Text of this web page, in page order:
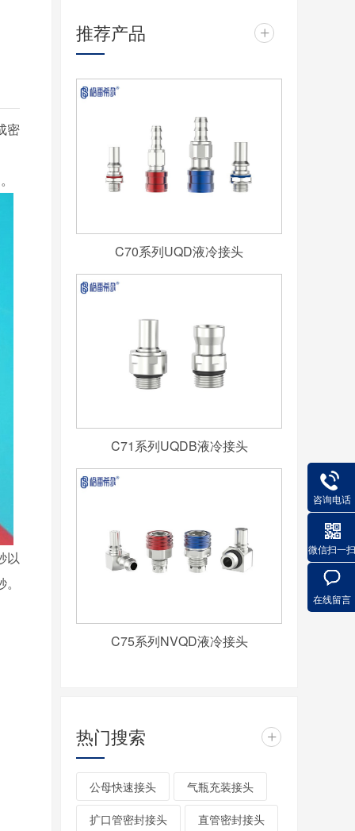
密
以
推荐产品 +
C70系列UQD液冷接头
C71系列UQDB液冷接头
C75系列NVQD液冷接头
热门搜索 +
公母快速接头 气瓶充装接头
扩口管密封接头 直管密封接头
咨询电话
微信扫一扫
在线留言